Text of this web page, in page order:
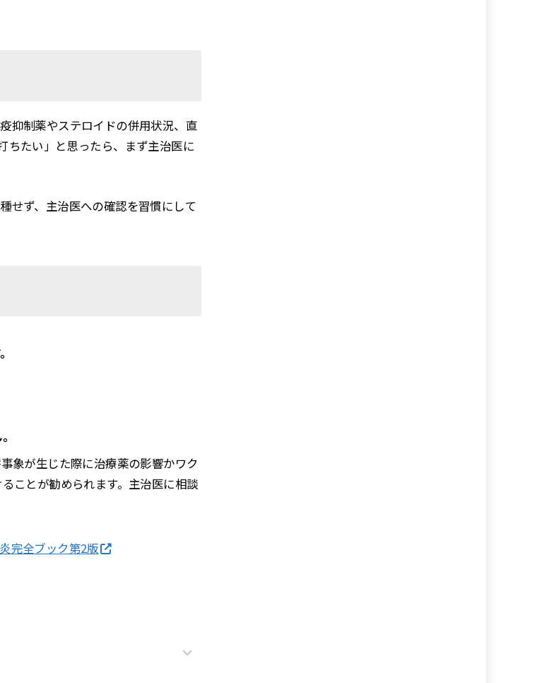
抑制薬やステロイドの併用状況、直
ちたい」と思ったら、まず主治医に
せず、主治医への確認を習慣にして
象が生じた際に治療薬の影響かワク
ことが勧められます。主治医に相談
完全ブック第2版